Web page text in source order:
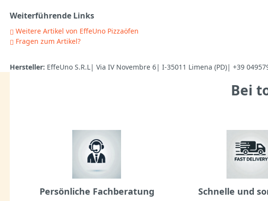
Weiterführende Links
Weitere Artikel von EffeUno Pizzaöfen
Fragen zum Artikel?
Hersteller: EffeUno S.R.L| Via IV Novembre 6| I-35011 Limena (PD)| +39
Bei
Persönliche Fachberatung Schnelle und